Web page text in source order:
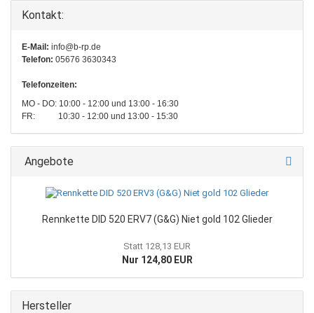
Kontakt:
E-Mail: info@b-rp.de
Telefon: 05676 3630343
Telefonzeiten:
MO - DO: 10:00 - 12:00 und 13:00 - 16:30
FR: 10:30 - 12:00 und 13:00 - 15:30
Angebote
Rennkette DID 520 ERV7 (G&G) Niet gold 102 Glieder
Statt 128,13 EUR
Nur 124,80 EUR
Hersteller